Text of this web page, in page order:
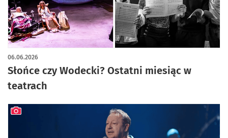
Słońce czy Wodecki? Ostatni miesiąc w
teatrach
06.06.2026
artykuł z galerią zdjęć